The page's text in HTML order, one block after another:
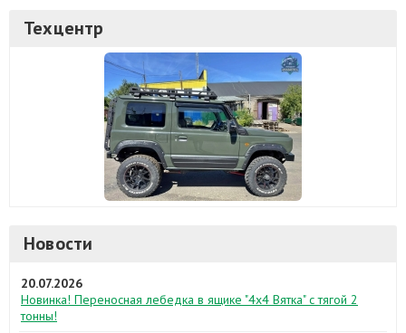
Техцентр
Новости
20.07.2026
Новинка! Переносная лебедка в ящике "4х4 Вятка" с тягой 2
тонны!